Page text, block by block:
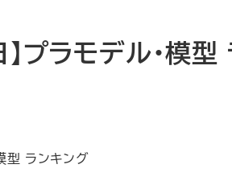
プラモデル・模
型 ランキング